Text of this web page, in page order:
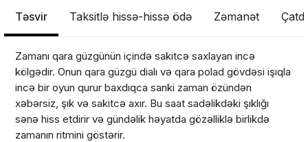
Təsvir Taksitlə hissə-hissə ödə Zəmanət
Zamanı qara güzgünün içində sakitcə saxlayan incə
kölgədir. Onun qara güzgü dialı və qara polad gövdəsi işıqla
incə bir oyun qurur baxdıqca sanki zaman özündən
xəbərsiz, şık və sakitcə axır. Bu saat sadəlikdəki şıklığı
sənə hiss etdirir və gündəlik həyatda gözəlliklə birlikdə
zamanın ritmini göstərir.